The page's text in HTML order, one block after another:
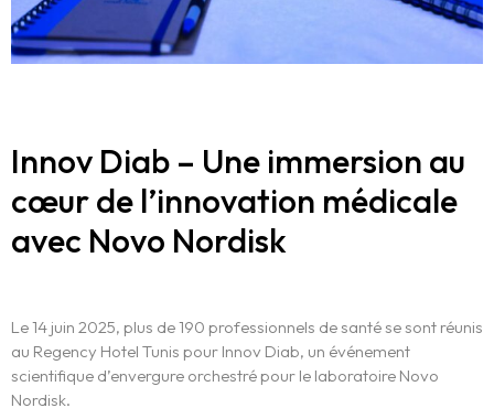
Innov Diab – Une immersion au
cœur de l’innovation médicale
avec Novo Nordisk
Le 14 juin 2025, plus de 190 professionnels de santé se sont réunis
au Regency Hotel Tunis pour Innov Diab, un événement
scientifique d’envergure orchestré pour le laboratoire Novo
Nordisk.